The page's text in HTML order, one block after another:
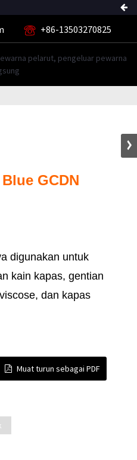
+86-13503270825
GCDN
digunakan untuk
kain kapas, gentian
dan kapas
Muat turun sebagai PDF